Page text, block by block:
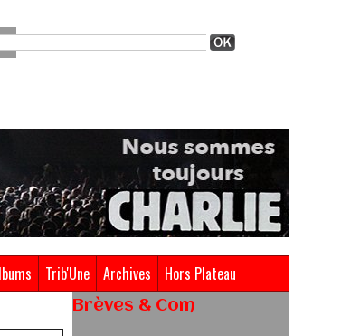
Trib'Une Archives Hors Plateau
Brèves & Com